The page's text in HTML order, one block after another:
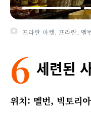
프라란 마켓, 프라란, 멜
6 세련된
위치: 멜번, 빅토리아